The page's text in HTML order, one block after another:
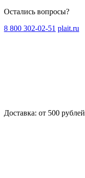
Остались вопросы?
8 800 302-02-51 plait.ru
Доставка: от 500 рублей